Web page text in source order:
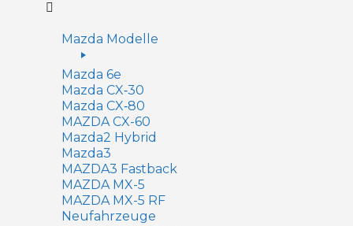
Mazda Modelle
Mazda 6e
Mazda CX‑30
Mazda CX‑80
MAZDA CX-60
Mazda2 Hy­brid
Mazda3
MAZDA3 Fastback
MAZDA MX-5
MAZDA MX-5 RF
Neufahrzeuge